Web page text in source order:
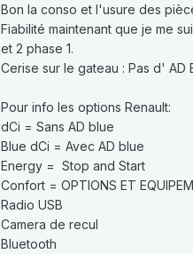
Bon la conso et l'usure des
Fiabilité maintenant que je me
et 2 phase 1.
Cerise sur le gateau : Pas d' AD
Pour info les options Renault:
dCi = Sans AD blue
Blue dCi = Avec AD blue
Energy = Stop and Start
Confort = OPTIONS ET
Radio USB
Camera de recul
Bluetooth